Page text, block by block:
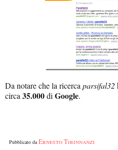
Da notare che la ricerca parsifal32
circa 35.000di Google.
Pubblicato da Ernesto Tirinnanzi